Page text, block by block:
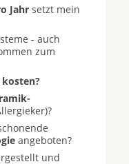
Jahr setzt mein
- auch
zum
angeboten?
und